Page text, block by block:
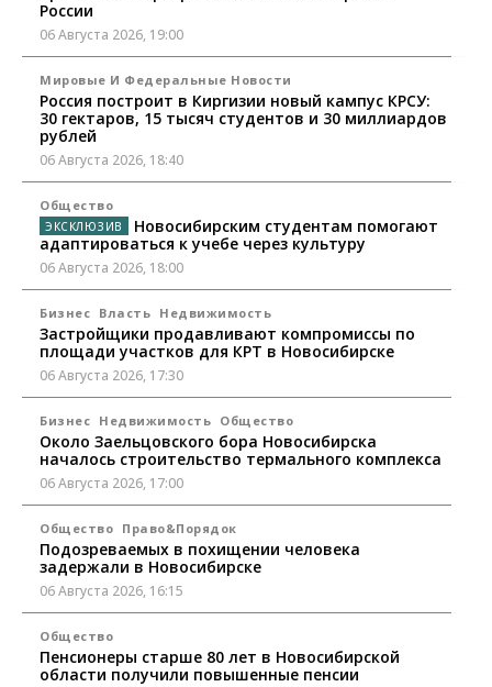
России
06 Августа 2026, 19:00
Мировые И Федеральные Новости
Россия построит в Киргизии новый кампус КРСУ:
30 гектаров, 15 тысяч студентов и 30 миллиардов
рублей
06 Августа 2026, 18:40
Общество
Новосибирским студентам помогают
адаптироваться к учебе через культуру
06 Августа 2026, 18:00
Бизнес Власть Недвижимость
Застройщики продавливают компромиссы по
площади участков для КРТ в Новосибирске
06 Августа 2026, 17:30
Бизнес Недвижимость Общество
Около Заельцовского бора Новосибирска
началось строительство термального комплекса
06 Августа 2026, 17:00
Общество Право&Порядок
Подозреваемых в похищении человека
задержали в Новосибирске
06 Августа 2026, 16:15
Общество
Пенсионеры старше 80 лет в Новосибирской
области получили повышенные пенсии